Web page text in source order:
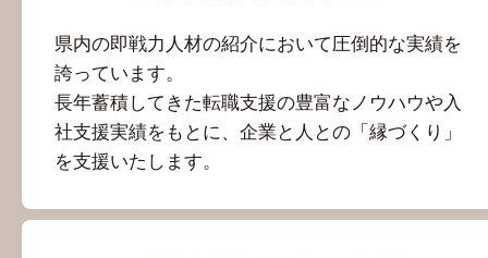
県内の即戦力人材の紹介において圧倒的な実績を
誇っています。
長年蓄積してきた転職支援の豊富なノウハウや入
社支援実績をもとに、企業と人との「縁づくり」
を支援いたします。